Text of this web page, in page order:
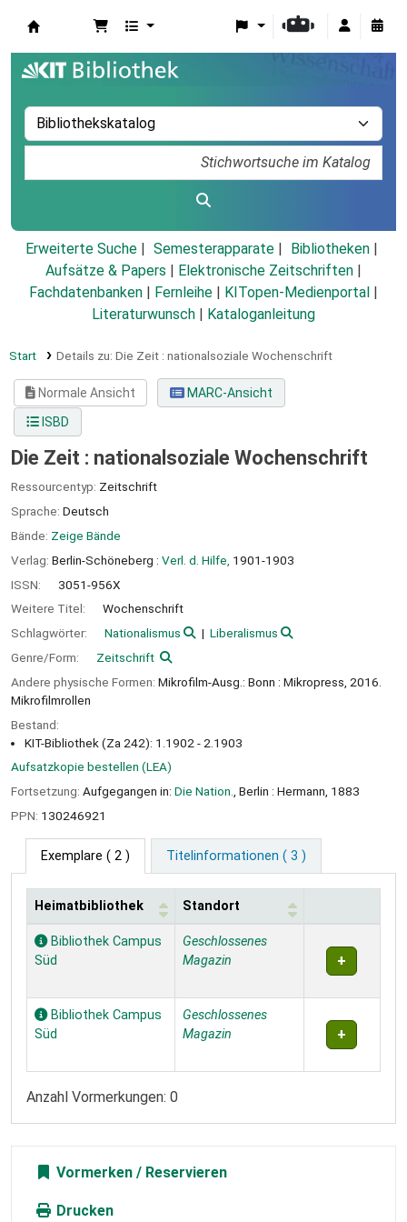
Erweiterte Suche Semesterapparate
Bibliotheken
Aufsätze & Papers
Elektronische Zeitschriften
Fachdatenbanken
Fernleihe KITopen-Medienportal
Literaturwunsch
Kataloganleitung
Start Details zu: Die Zeit : nationalsoziale Wochenschrift
Normale Ansicht
MARC-Ansicht
ISBD
Die Zeit : nationalsoziale Wochenschrift
Ressourcentyp: Zeitschrift
Sprache: Deutsch
Bände: Zeige Bände
Verlag: Berlin-Schöneberg : Verl. d. Hilfe, 1901-1903
ISSN:
3051-956X
Weitere Titel:
Wochenschrift
Schlagwörter:
Nationalismus
Liberalismus
Genre/Form:
Zeitschrift
Andere physische Formen: Mikrofilm-Ausg.: Bonn : Mikropress, 2016.
Mikrofilmrollen
Bestand:
KIT-Bibliothek (Za 242): 1.1902 - 2.1903
Aufsatzkopie bestellen (LEA)
Fortsetzung: Aufgegangen in: Die Nation.
, Berlin : Hermann, 1883
PPN: 130246921
Exemplare ( 2 ) Titelinformationen ( 3 )
Exemplare
Heimatbibliothek Standort
Bibliothek Campus
Süd
Geschlossenes
Magazin
Bibliothek Campus
Süd
Geschlossenes
Magazin
Anzahl Vormerkungen: 0
Vormerken
Drucken